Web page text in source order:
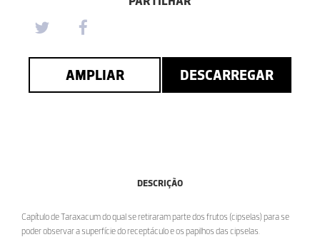
AMPLIAR DESCARREGAR
DESCRIÇÃO
Capítulo de Taraxacum do qual se retiraram parte dos frutos (cipselas) para se
poder observar a superfície do receptáculo e os papilhos das cipselas.